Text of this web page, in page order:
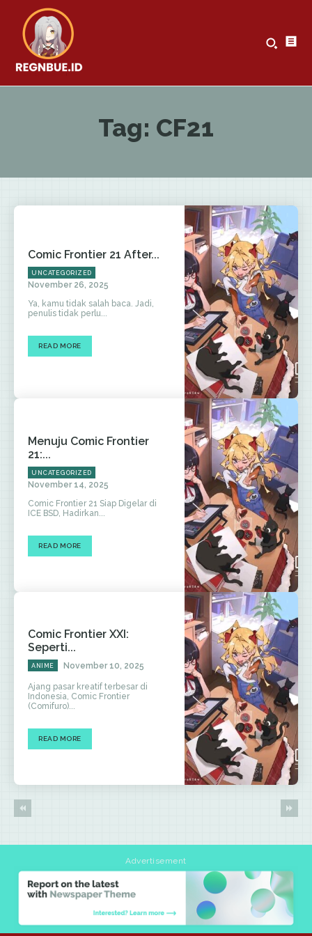
Tag: CF21
Comic Frontier 21 After...
UNCATEGORIZED
November 26, 2025
Ya, kamu tidak salah baca. Jadi,
penulis tidak perlu...
READ MORE
Menuju Comic Frontier
21:...
UNCATEGORIZED
November 14, 2025
Comic Frontier 21 Siap Digelar di
ICE BSD, Hadirkan...
READ MORE
Comic Frontier XXI:
Seperti...
ANIME November 10, 2025
Ajang pasar kreatif terbesar di
Indonesia, Comic Frontier
(Comifuro)...
READ MORE
Advertisement